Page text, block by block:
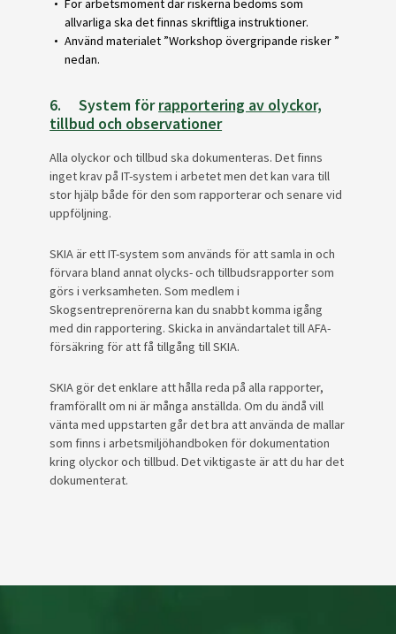
För arbetsmoment där riskerna bedöms som
allvarliga ska det finnas skriftliga instruktioner.
Använd materialet ”Workshop övergripande risker ”
nedan.
6. System förrapportering av olyckor,
tillbud och observationer
Alla olyckor och tillbud ska dokumenteras. Det finns
inget krav på IT-system i arbetet men det kan vara till
stor hjälp både för den som rapporterar och senare vid
uppföljning.
SKIA är ett IT-system som används för att samla in och
förvara bland annat olycks- och tillbudsrapporter som
görs i verksamheten. Som medlem i
Skogsentreprenörerna kan du snabbt komma igång
med din rapportering. Skicka in användartalet till AFA-
försäkring för att få tillgång till SKIA.
SKIA gör det enklare att hålla reda på alla rapporter,
framförallt om ni är många anställda. Om du ändå vill
vänta med uppstarten går det bra att använda de mallar
som finns i arbetsmiljöhandboken för dokumentation
kring olyckor och tillbud. Det viktigaste är att du har det
dokumenterat.